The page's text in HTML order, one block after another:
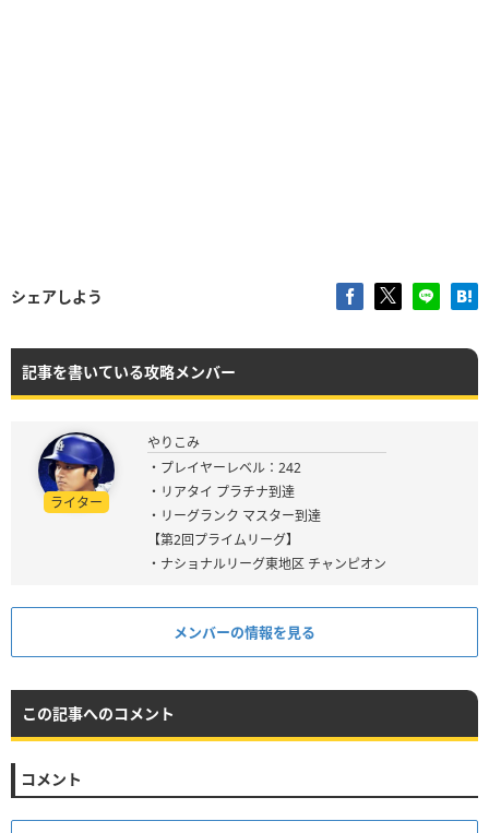
シェアしよう
記事を書いている攻略メンバー
ライター
やりこみ
・プレイヤーレベル：242
・リアタイ プラチナ到達
・リーグランク マスター到達
【第2回プライムリーグ】
・ナショナルリーグ東地区 チャンピオン
メンバーの情報を見る
この記事へのコメント
コメント